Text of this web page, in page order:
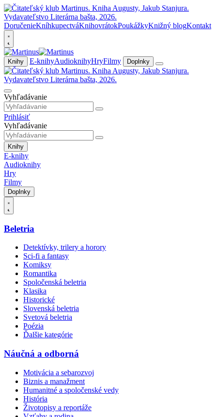
DoručenieKníhkupectváKnihovrátokPoukážkyKnižný blogKontakt
Knihy E-knihyAudioknihyHryFilmy Doplnky
Vyhľadávanie
Prihlásiť
Vyhľadávanie
Knihy
E-knihy
Audioknihy
Hry
Filmy
Doplnky
Beletria
Detektívky, trilery a horory
Sci-fi a fantasy
Komiksy
Romantika
Spoločenská beletria
Klasika
Historické
Slovenská beletria
Svetová beletria
Poézia
Ďalšie kategórie
Náučná a odborná
Motivácia a sebarozvoj
Biznis a manažment
Humanitné a spoločenské vedy
História
Životopisy a reportáže